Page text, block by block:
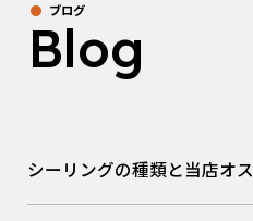
ブログ
Blog
シーリングの種類と当店オ